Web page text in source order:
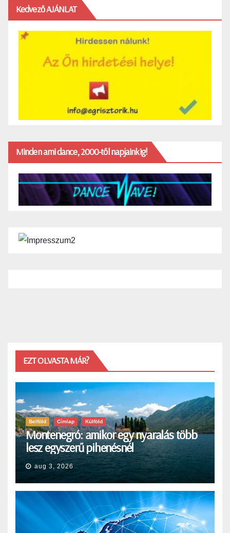
Kedvező AJÁNLAT
Minden ami dance, 2000-től napjainkig!
EZT OLVASTA MÁR?
Belföld Címlap Külföld
Montenegró: amikor egy nyaralás több
lesz egyszerű pihenésnél
aug 3, 2026